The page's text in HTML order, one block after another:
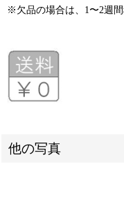
※欠品の場合は、1〜2週
他の写真